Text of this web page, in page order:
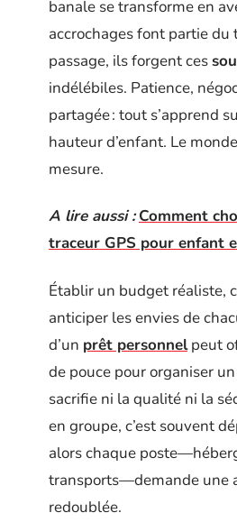
banale se transforme en
accrochages font partie du
passage, ils forgent ces
indélébiles. Patience,
partagée : tout s’apprend
hauteur d’enfant. Le
mesure.
A lire aussi : Comment
traceur GPS pour enfant
Établir un budget réaliste,
anticiper les envies de
d’un prêt personnelpeut
de pouce pour organiser
sacrifie ni la qualité ni la
en groupe, c’est souvent
alors chaque
transports—demande une
redoublée.